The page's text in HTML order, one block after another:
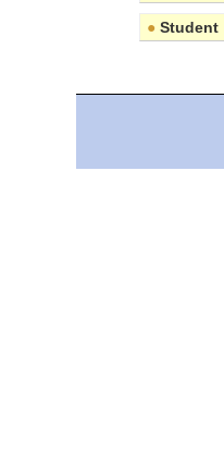
● Student